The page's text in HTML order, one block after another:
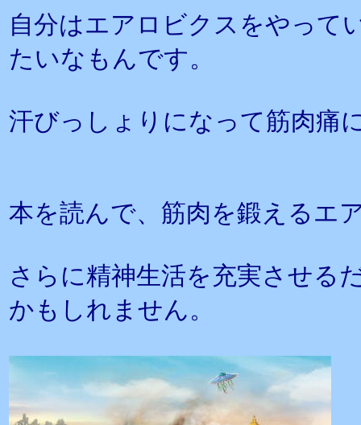
自分はエアロビクスをやって
たいなもんです。
汗びっしょりになって筋肉痛
本を読んで、筋肉を鍛えるエ
さらに精神生活を充実させる
かもしれません。